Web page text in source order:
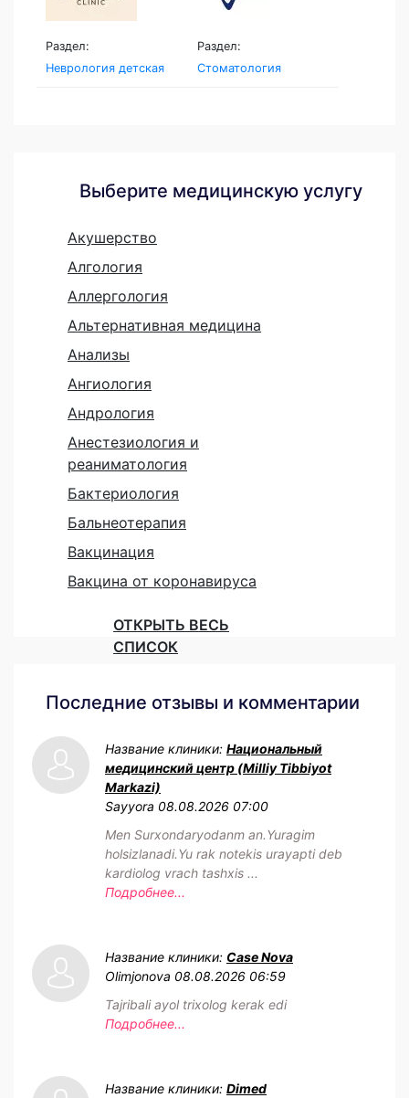
Раздел:
Неврология детская
Раздел:
Стоматология
Выберите медицинскую услугу
Акушерство
Алгология
Аллергология
Альтернативная медицина
Анализы
Ангиология
Андрология
Анестезиология и
реаниматология
Бактериология
Бальнеотерапия
Вакцинация
Вакцина от коронавируса
ОТКРЫТЬ ВЕСЬ
СПИСОК
Последние отзывы и комментарии
Название клиники: Национальный
медицинский центр (Milliy Tibbiyot
Markazi)
Sayyora 08.08.2026 07:00
Men Surxondaryodanm an.Yuragim
holsizlanadi.Yu rak notekis urayapti deb
kardiolog vrach tashxis ...
Подробнее...
Название клиники: Case Nova
Olimjonova 08.08.2026 06:59
Tajribali ayol trixolog kerak edi
Подробнее...
Название клиники: Dimed